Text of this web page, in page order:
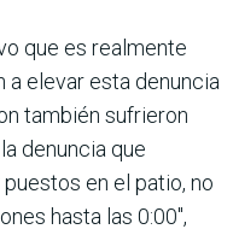
que es realmente
a elevar esta denuncia
también sufrieron
denuncia que
en el patio, no
hasta las 0:00″,